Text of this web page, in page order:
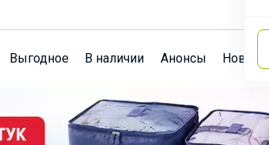
Выгодное В наличии Анонсы Новости